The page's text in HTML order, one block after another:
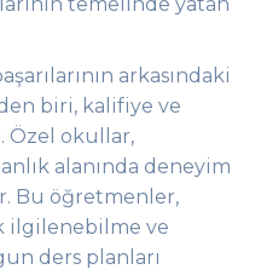
arkasındaki
biri, kalifiye ve
Özel okullar,
alanında deneyim
Bu öğretmenler,
ilgilenebilme ve
ders planları